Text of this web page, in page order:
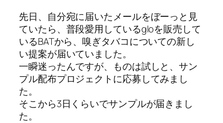
先日、自分宛に届いたメールをぼーっと見
ていたら、普段愛用しているgloを販売して
いるBATから、嗅ぎタバコについての新し
い提案が届いていました。
一瞬迷ったんですが、ものは試しと、サン
プル配布プロジェクトに応募してみまし
た。
そこから3日くらいでサンプルが届きまし
た。